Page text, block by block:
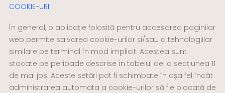
COOKIE-URI
În general, o aplicație folosită pentru accesarea paginilor
web permite salvarea cookie-urilor și/sau a tehnologiilor
similare pe terminal în mod implicit. Acestea sunt
stocate pe perioade descrise în tabelul de la secțiunea 11
de mai jos. Aceste setări pot fi schimbate în așa fel încât
administrarea automata a cookie-urilor să fie blocată de